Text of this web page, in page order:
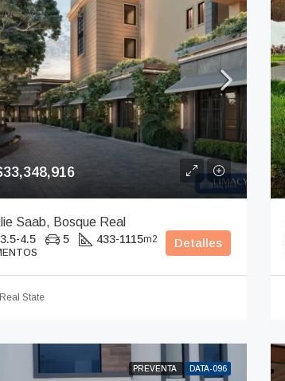
Saab, Bosque Real
3.5-4.5 5 433-1115m2
Detalles
State
PREVENTA DATA-096